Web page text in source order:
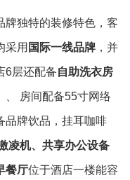
牌独特的装修特色，客
采用 国际一线品牌 ，并
6层还配备自助洗衣房
、 房间配备55寸网络
品牌饮品，挂耳咖啡
凌机、共享办公设备
餐厅位于酒店一楼能容